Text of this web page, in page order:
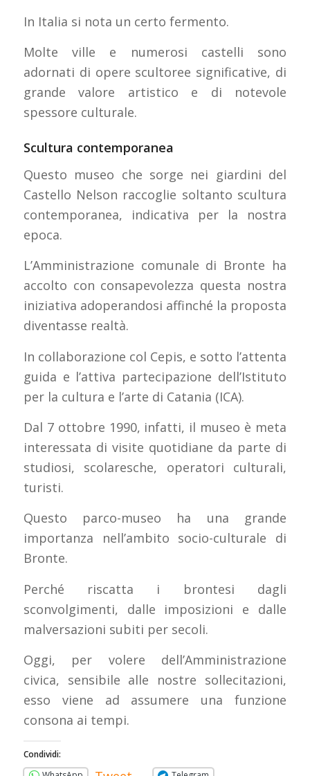
In Italia si nota un certo fermento.
Molte ville e numerosi castelli sono
adornati di opere scultoree significative, di
grande valore artistico e di notevole
spessore culturale.
Scultura contemporanea
Questo museo che sorge nei giardini del
Castello Nelson raccoglie soltanto scultura
contemporanea, indicativa per la nostra
epoca.
L’Amministrazione comunale di Bronte ha
accolto con consapevolezza questa nostra
iniziativa adoperandosi affinché la proposta
diventasse realtà.
In collaborazione col Cepis, e sotto l’attenta
guida e l’attiva partecipazione dell’Istituto
per la cultura e l’arte di Catania (ICA).
Dal 7 ottobre 1990, infatti, il museo è meta
interessata di visite quotidiane da parte di
studiosi, scolaresche, operatori culturali,
turisti.
Questo parco-museo ha una grande
importanza nell’ambito socio-culturale di
Bronte.
Perché riscatta i brontesi dagli
sconvolgimenti, dalle imposizioni e dalle
malversazioni subiti per secoli.
Oggi, per volere dell’Amministrazione
civica, sensibile alle nostre sollecitazioni,
esso viene ad assumere una funzione
consona ai tempi.
Condividi: